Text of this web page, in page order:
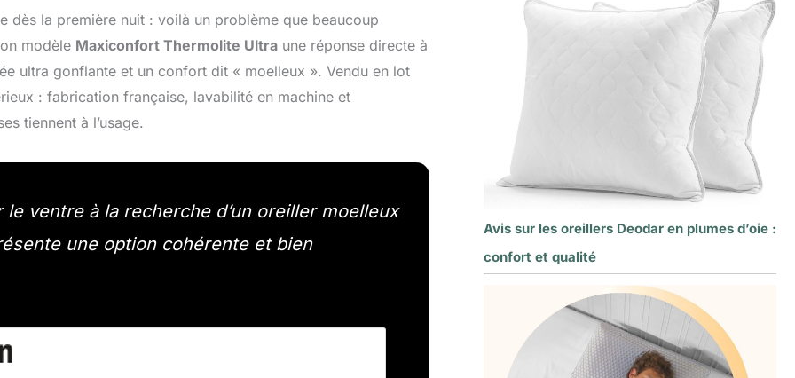
dès la première nuit : voilà un problème que beaucoup
modèle Maxiconfort Thermolite Ultra une réponse directe à
ultra gonflante et un confort dit « moelleux ». Vendu en lot
: fabrication française, lavabilité en machine et
tiennent à l’usage.
ventre à la recherche d’un oreiller moelleux
une option cohérente et bien
Avis sur les oreillers Deodar en plumes d’oie :
confort et qualité